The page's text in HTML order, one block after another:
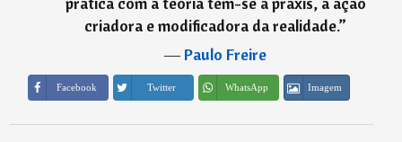
criadora e modificadora da realidade.”
―Paulo Freire
Facebook Twitter WhatsApp Imagem